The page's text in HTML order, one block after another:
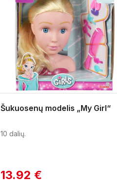
Šukuosenų modelis „My Girl“
10 dalių.
13.92 €